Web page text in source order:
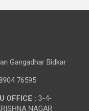
Gangadhar Bidkar
76595
OFFICE : 3-4-
NAGAR